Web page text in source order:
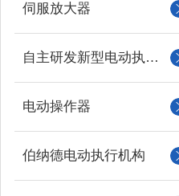
伺服放大器
自主研发新型电动执行机构
电动操作器
伯纳德电动执行机构